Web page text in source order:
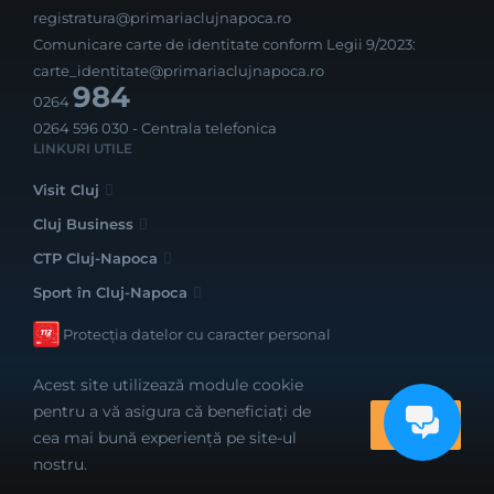
registratura@primariaclujnapoca.ro
Comunicare carte de identitate conform Legii 9/2023:
carte_identitate@primariaclujnapoca.ro
0264984
0264 596 030 - Centrala telefonica
LINKURI UTILE
Visit Cluj
Cluj Business
CTP Cluj-Napoca
Sport în Cluj-Napoca
Protecția datelor cu caracter personal
Realizat cu bune intenții de către
Acest site utilizează module cookie
pentru a vă asigura că beneficiați de
cea mai bună experiență pe site-ul
nostru.
OK